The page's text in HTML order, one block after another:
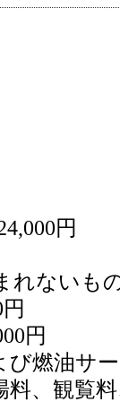
円
れないも
円
び燃油サ
料、観覧